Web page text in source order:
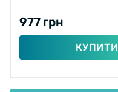
977 грн
КУПИТИ